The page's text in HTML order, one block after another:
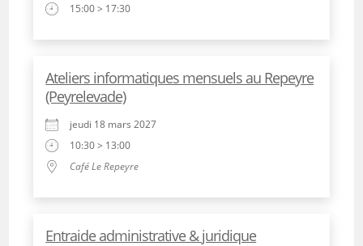
15:00 > 17:30
Ateliers informatiques mensuels au Repeyre
(Peyrelevade)
jeudi 18 mars 2027
10:30 > 13:00
Café Le Repeyre
Entraide administrative & juridique